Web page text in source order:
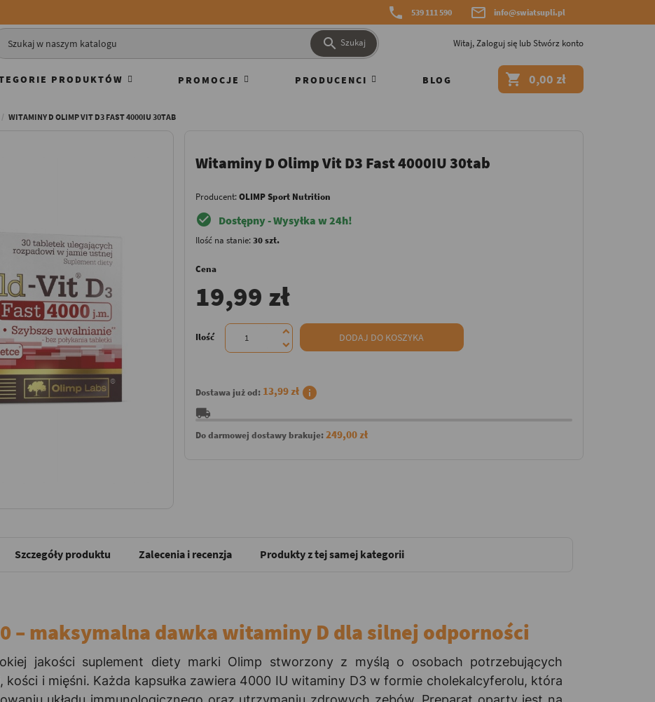
 539 111 590  info@swiatsupli.pl
 Szukaj Witaj,Zaloguj się lubStwórz konto
PRODUKTÓW PROMOCJE PRODUCENCI BLOG  0,00 zł
WITAMINY D OLIMP VIT D3 FAST 4000IU 30TAB
Witaminy D Olimp Vit D3 Fast 4000IU 30tab
Producent:OLIMP Sport Nutrition
check_circle Dostępny - Wysyłka w 24h!
Ilość na stanie:30 szt.
Cena
19,99 zł
Ilość DODAJ DO KOSZYKA
Dostawa już od: 13,99 zł info
local_shipping
Do darmowej dostawy brakuje: 249,00 zł
Szczegóły produktu Zalecenia i recenzja Produkty z tej samej kategorii
– maksymalna dawka witaminy D dla silnej odporności
jakości suplement diety marki Olimp stworzony z myślą o osobach potrzebujących
i mięśni. Każda kapsułka zawiera 4000 IU witaminy D3 w formie cholekalcyferolu, która